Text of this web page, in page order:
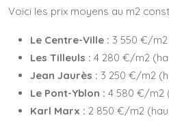
Voici les prix moyens au m2
Le Centre-Ville : 3 550 €/
Les Tilleuls : 4 280 €/m2
Jean Jaurès : 3 250 €/m2
Le Pont-Yblon : 4 580 €/m2
Karl Marx : 2 850 €/m2